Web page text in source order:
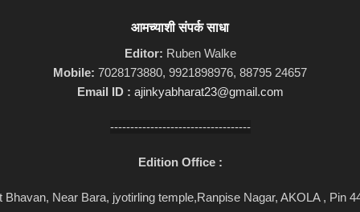
आमच्याशी संपर्क साधा
Editor: Ruben Walke
Mobile: 7028173880, 9921898976, 88795 24657
Email ID : ajinkyabharat23@gmail.com
-----------------------------------
Edition Office :
Bhavan, Near Bara, jyotirling temple,Ranpise Nagar, AKOLA , Pin